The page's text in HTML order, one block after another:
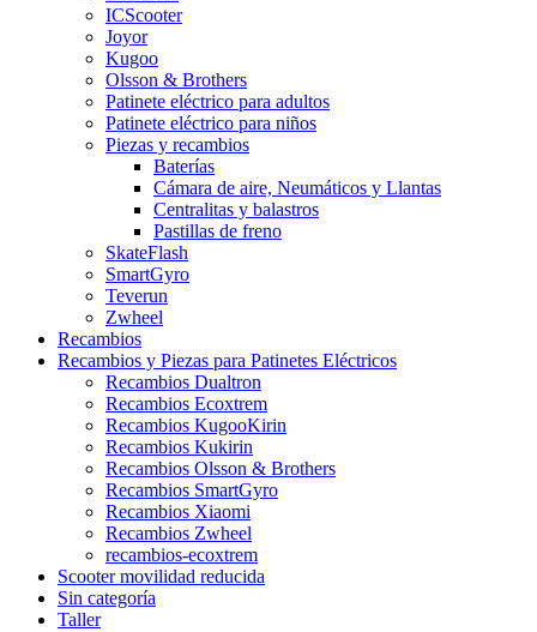
ICScooter
Joyor
Kugoo
Olsson & Brothers
Patinete eléctrico para adultos
Patinete eléctrico para niños
Piezas y recambios
Baterías
Cámara de aire, Neumáticos y Llantas
Centralitas y balastros
Pastillas de freno
SkateFlash
SmartGyro
Teverun
Zwheel
Recambios
Recambios y Piezas para Patinetes Eléctricos
Recambios Dualtron
Recambios Ecoxtrem
Recambios KugooKirin
Recambios Kukirin
Recambios Olsson & Brothers
Recambios SmartGyro
Recambios Xiaomi
Recambios Zwheel
recambios-ecoxtrem
Scooter movilidad reducida
Sin categoría
Taller